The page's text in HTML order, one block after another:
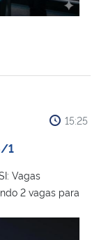
15:25
1
Vagas
2 vagas para